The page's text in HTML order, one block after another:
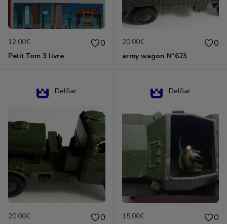
12.00€ 0
Petit Tom 3 livre
20.00€ 0
army wagon N°623
Delfiar
20.00€ 0
Delfiar
15.00€ 0